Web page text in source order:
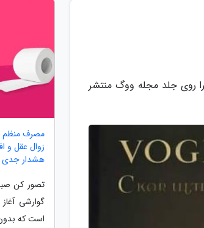
را روی جلد مجله ووگ منتشر
مصرف منظم
زوال عقل و
هشدار جدی
تصور کن
گوارشی
است که